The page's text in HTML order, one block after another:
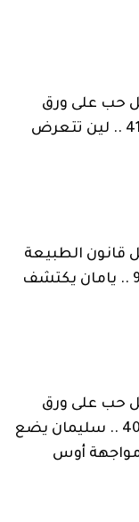
حب على ورق
الحلقة 41 .. لين تتعرض
الطبيعة
الحلقة 9 .. يامان يكتشف
حب على ورق
الحلقة 40 .. سليمان يضع
أوس